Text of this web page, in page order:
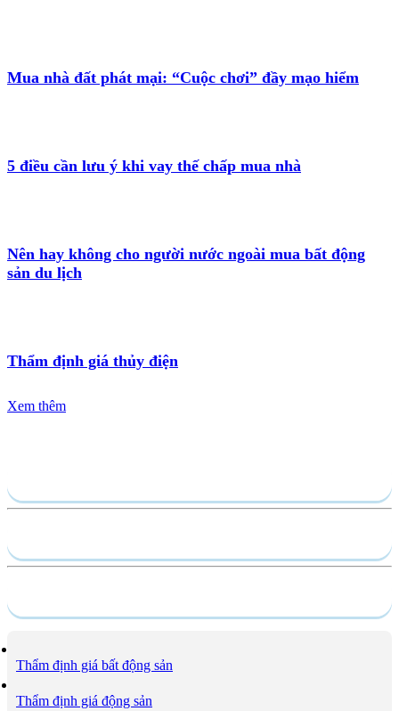
Mua nhà đất phát mại: “Cuộc chơi” đầy mạo hiểm
5 điều cần lưu ý khi vay thế chấp mua nhà
Nên hay không cho người nước ngoài mua bất động
sản du lịch
Thẩm định giá thủy điện
Xem thêm
Thẩm định giá bất động sản
Thẩm định giá động sản